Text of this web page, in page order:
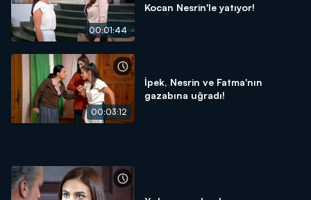
00:01:44
Kocan Nesrin'le yatıyor!
00:03:12
İpek, Nesrin ve Fatma'nın
gazabına uğradı!